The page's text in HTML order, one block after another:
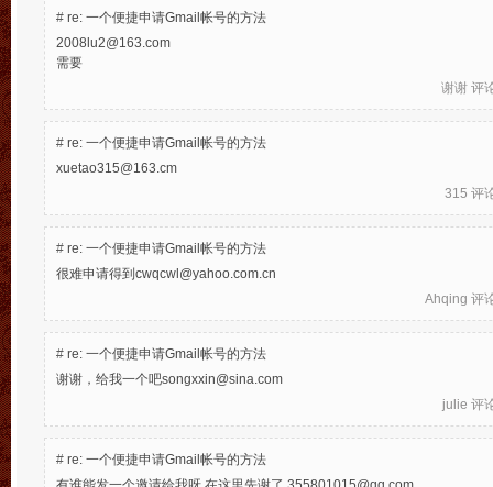
# re: 一个便捷申请Gmail帐号的方法
2008lu2@163.com
需要
谢谢 评
# re: 一个便捷申请Gmail帐号的方法
xuetao315@163.cm
315 评
# re: 一个便捷申请Gmail帐号的方法
很难申请得到cwqcwl@yahoo.com.cn
Ahqing 评
# re: 一个便捷申请Gmail帐号的方法
谢谢，给我一个吧songxxin@sina.com
julie 评
# re: 一个便捷申请Gmail帐号的方法